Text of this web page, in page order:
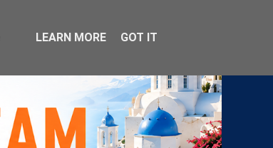
LEARN MORE GOT IT